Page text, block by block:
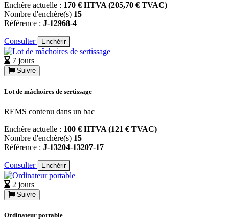
Enchère actuelle : 170 € HTVA (205,70 € TVAC)
Nombre d'enchère(s) 15
Référence : J-12968-4
Consulter Enchérir
7 jours
Suivre
Lot de mâchoires de sertissage
REMS contenu dans un bac
Enchère actuelle : 100 € HTVA (121 € TVAC)
Nombre d'enchère(s) 15
Référence : J-13204-13207-17
Consulter Enchérir
2 jours
Suivre
Ordinateur portable